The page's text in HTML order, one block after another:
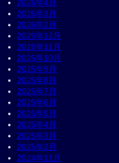
2026年4月
2026年3月
2026年2月
2025年12月
2025年11月
2025年10月
2025年9月
2025年8月
2025年7月
2025年6月
2025年5月
2025年4月
2025年3月
2025年2月
2024年11月